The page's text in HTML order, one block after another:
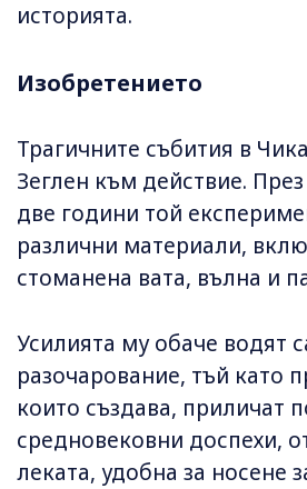
историята.
Изобретението
Трагичните събития в
Зеглен към действие.
две години той
различни материали,
стоманена вата, вълна и
Усилията му обаче водят
разочарование, тъй като
които създава, приличат
средновековни доспехи,
леката, удобна за носене